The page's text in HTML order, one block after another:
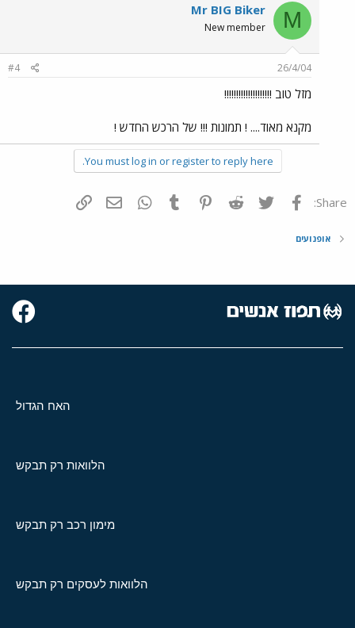
M
Mr BIG Biker
New member
26/4/04
#4
מזל טוב !!!!!!!!!!!!!!!!!!!!
מקנא מאוד.... ! תמונות !!! של הרכש החדש !
You must log in or register to reply here.
Share: פייסבוק Twitter
Reddit
Pinterest
Tumblr
WhatsAppדואר אלקטרוני
אופנועים
האח הגדול
הלוואות רק תבקש
מימון רכב רק תבקש
הלוואות לעסקים רק תבקש